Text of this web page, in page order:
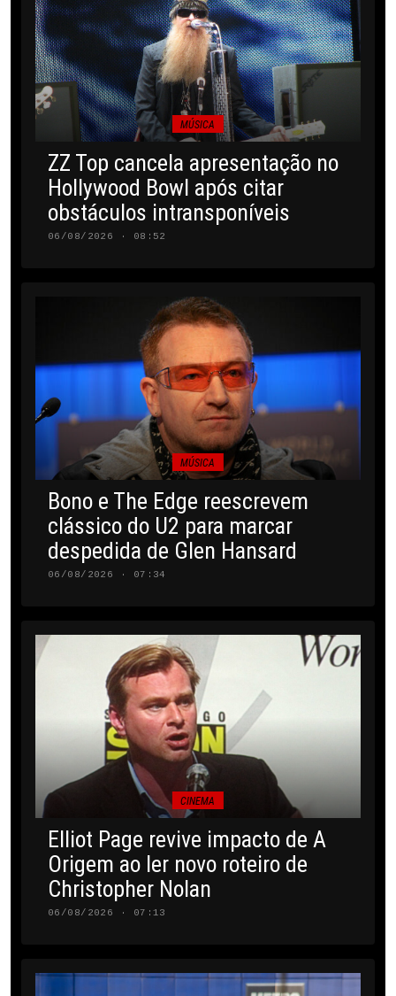
MÚSICA
ZZ Top cancela apresentação no
Hollywood Bowl após citar
obstáculos intransponíveis
06/08/2026 · 08:52
MÚSICA
Bono e The Edge reescrevem
clássico do U2 para marcar
despedida de Glen Hansard
06/08/2026 · 07:34
CINEMA
Elliot Page revive impacto de A
Origem ao ler novo roteiro de
Christopher Nolan
06/08/2026 · 07:13